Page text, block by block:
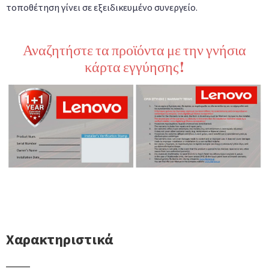
τοποθέτηση γίνει σε εξειδικευμένο συνεργείο.
Αναζητήστε τα προϊόντα με την γνήσια
κάρτα εγγύησης!
Χαρακτηριστικά